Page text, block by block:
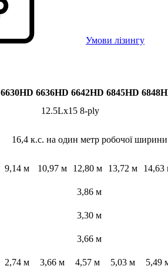
Умови лізингу
6630HD 6636HD 6642HD 6845HD
12.5Lx15 8-ply
16,4 к.с. на один метр робочої ширини
9,14 м 10,97 м 12,80 м 13,72 м
14,63
3,86 м
3,30 м
3,66 м
2,74 м 3,66 м 4,57 м 5,03 м
5,49